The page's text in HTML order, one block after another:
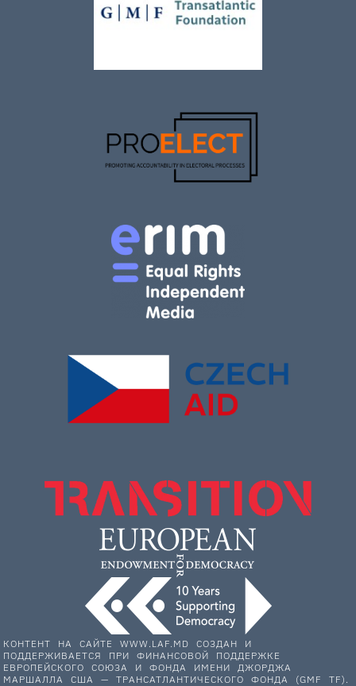
КОНТЕНТ НА САЙТЕ WWW.LAF.MD СОЗДАН И
ПОДДЕРЖИВАЕТСЯ ПРИ ФИНАНСОВОЙ ПОДДЕРЖКЕ
ЕВРОПЕЙСКОГО СОЮЗА И ФОНДА ИМЕНИ ДЖОРДЖА
МАРШАЛЛА США — ТРАНСАТЛАНТИЧЕСКОГО ФОНДА (GMF TF).